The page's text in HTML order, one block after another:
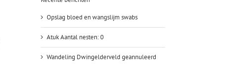
Opslag bloed en wangslijm swabs
Atuk Aantal nesten: 0
Wandeling Dwingelderveld geannuleerd